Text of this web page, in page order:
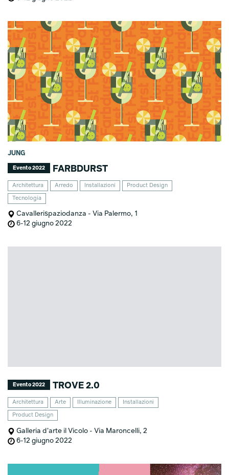
JUNG
Evento 2022 FARBDURST
Architettura Arredo Installazioni Product Design
Tecnologia
Cavallerispaziodanza - Via Palermo, 1
6-12 giugno 2022
Evento 2022 TROVE 2.0
Architettura Arte Illuminazione Installazioni
Product Design
Galleria d'arte il Vicolo - Via Maroncelli, 2
6-12 giugno 2022